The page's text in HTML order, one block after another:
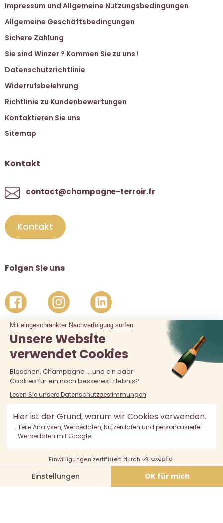
Impressum und Allgemeine Nutzungsbedingungen
Allgemeine Geschäftsbedingungen
Sichere Zahlung
Sie sind Winzer ? Kommen Sie zu uns !
Datenschutzrichtlinie
Widerrufsbelehrung
Richtlinie zu Kundenbewertungen
Kontaktieren Sie uns
Sitemap
Kontakt
contact@champagne-terroir.fr
Kontakt
Folgen Sie uns
Der Verkauf von Alkohol an unter 18-Jährige ist verboten.
Alkoholmissbrauch ist gefährlich für die Gesundheit, in